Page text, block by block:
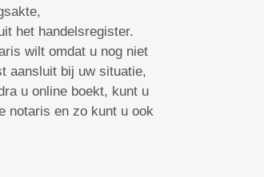
het handelsregister.
wilt omdat u nog niet
aansluit bij uw situatie,
u online boekt, kunt u
notaris en zo kunt u ook